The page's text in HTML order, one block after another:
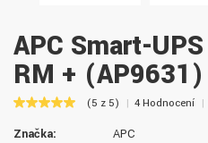
APC Smart-
RM +
(5 z 5) 4 Hodnocení
Značka:
APC